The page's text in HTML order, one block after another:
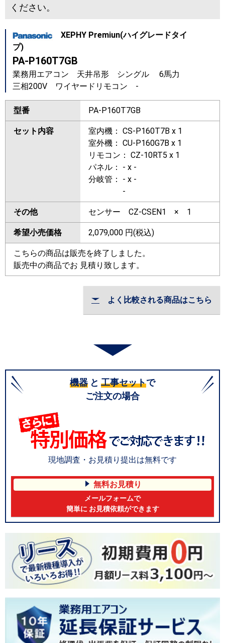
ください。
XEPHY Premiun(ハイグレードタイ
プ)
PA-P160T7GB
業務用エアコン 天井吊形 シングル 6馬力
三相200V ワイヤードリモコン -
型番 PA-P160T7GB
セット内容
室内機： CS-P160T7B x 1
室外機： CU-P160G7B x 1
リモコン： CZ-10RT5 x 1
パネル： - x -
分岐管： - x -
-
その他 センサー CZ-CSEN1 × 1
希望小売価格 2,079,000 円(税込)
こちらの商品は販売を終了しました。
販売中の商品でお 見積り致します。
よく比較される商品はこちら
機器 と 工事セットで
ご注文の場合
現地調査・お見積り提出は無料です
無料お見積り
メールフォームで
簡単に お見積依頼ができます